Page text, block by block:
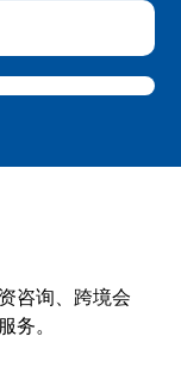
咨询、跨境会
务。